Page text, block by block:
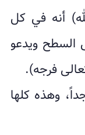
أنه في كل
السطح ويدعو
فرجه).
وهذه كلها